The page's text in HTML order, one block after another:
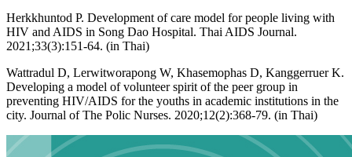
Herkkhuntod P. Development of care model for people living with
HIV and AIDS in Song Dao Hospital. Thai AIDS Journal.
2021;33(3):151-64. (in Thai)
Wattradul D, Lerwitworapong W, Khasemophas D, Kanggerruer K.
Developing a model of volunteer spirit of the peer group in
preventing HIV/AIDS for the youths in academic institutions in the
city. Journal of The Polic Nurses. 2020;12(2):368-79. (in Thai)